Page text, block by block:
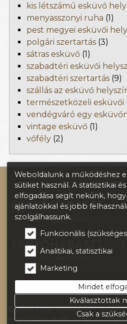
kis létszámú esküvő
menyasszonyi ruha (1)
pest megyei esküvői
polgári szertartás (3)
sátras esküvő (1)
szabadtéri esküvői
szabadtéri szertartás (9)
szállás az esküvő
természetközeli esküvői
vendégváró egy
vintage esküvő (1)
vőfély (2)
További
© 2026 FENYŐHARASZT
esküvőszervezés
Videós
Weboldalunk a működéshez
sütiket használ. A statisztikai
elfogadása segít nekünk,
ajánlatokkal és jobb
szolgálhassunk.
Funkcionális
Analitikai, statisztikai
Marketing
Mindet
Kiválasztottak
Csak a